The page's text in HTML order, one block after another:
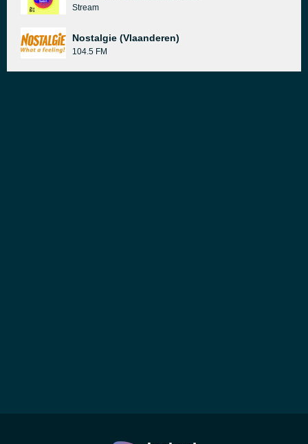
Stream
Nostalgie (Vlaanderen)
104.5 FM